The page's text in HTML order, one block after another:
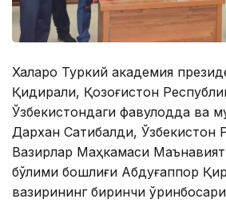
Халқаро Туркий академия
Қидирали, Қозоғистон
Ўзбекистондаги фавқулодда ва
Дархан Сатибалди, Ўзбекистон
Вазирлар Маҳкамаси
бўлими бошлиғи Абдуғаппор
вазирининг биринчи